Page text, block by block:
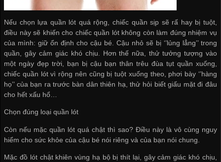
Nếu chọn lựa quần lót quá rộng, chiếc quần sịp sẽ rấ hay bị tuột,
điều này sẽ khiến cho chiếc quần lót không còn làm đúng nhiệm vụ
của mình: giữ ổn định cho cậu bé. Cậu nhỏ sẽ bị ‘’lủng lẳng’’ trong
quần, gây cảm giác khó chịu. Hơn thế nữa, thử tưởng tượng vào
một ngày đẹp trời, bạn bị cậu bạn thân trêu đùa tụt quần xuống,
chiếc quần lót vì rộng nên cũng bị tuột xuống theo, phơi bày ‘’hàng
họ’’ của bạn ra trước bàn dân thiên hạ, thử hỏi biết giấu mặt đi đâu
cho hết xấu hổ…
Chọn đúng loại quần lót
Còn nếu mặc quần lót quá chật thì sao? Điều này là vô cùng nguy
hiểm cho sức khỏe của cậu bé nói riêng và của bạn nói chung.
Mặc đồ lót chật khiên vùng hạ bộ bị thít lại, gây cảm giác khó chịu,